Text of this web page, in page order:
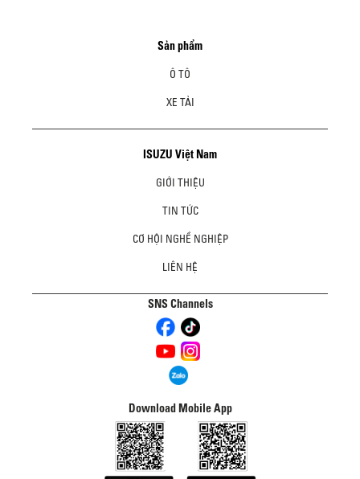
Sản phẩm
Ô TÔ
XE TẢI
ISUZU Việt Nam
GIỚI THIỆU
TIN TỨC
CƠ HỘI NGHỀ NGHIỆP
LIÊN HỆ
SNS Channels
Download Mobile App